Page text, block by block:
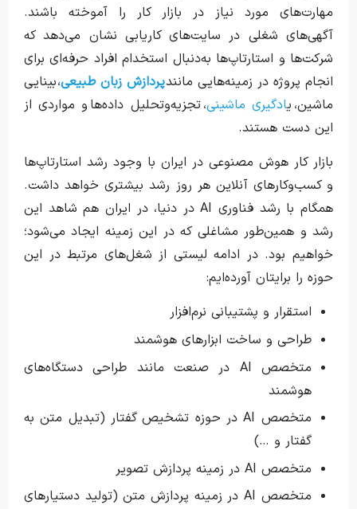
مهارت‌های مورد نیاز در بازار کار را آموخته باشند.
آگهی‌های شغلی در سایت‌های کاریابی نشان می‌دهد که
شرکت‌ها و استارتاپ‌ها به‌دنبال استخدام افراد حرفه‌ای برای
انجام پروژه‌ در زمینه‌هایی مانندپردازش زبان طبیعی، بینایی
ماشین، یادگیری ماشینی، تجزیه‌وتحلیل داده‌ها و مواردی از
این دست هستند.
بازار کار هوش مصنوعی در ایران با وجود رشد استارتاپ‌ها
و کسب‌وکارهای آنلاین هر روز رشد بیشتری خواهد داشت.
همگام با رشد فناوری AI در دنیا، در ایران هم شاهد این
رشد و همین‌طور مشاغلی که در این زمینه ایجاد می‌شود؛
خواهیم بود. در ادامه لیستی از شغل‌های مرتبط در این
حوزه را برایتان آورده‌ایم:
استقرار و پشتیبانی نرم‌افزار
طراحی و ساخت ابزارهای هوشمند
متخصص AI در صنعت مانند طراحی دستگاه‌های
هوشمند
متخصص AI در حوزه تشخیص گفتار (تبدیل متن به
گفتار و …)
متخصص AI در زمینه پردازش تصویر
متخصص AI در زمینه پردازش متن (تولید دستیارهای